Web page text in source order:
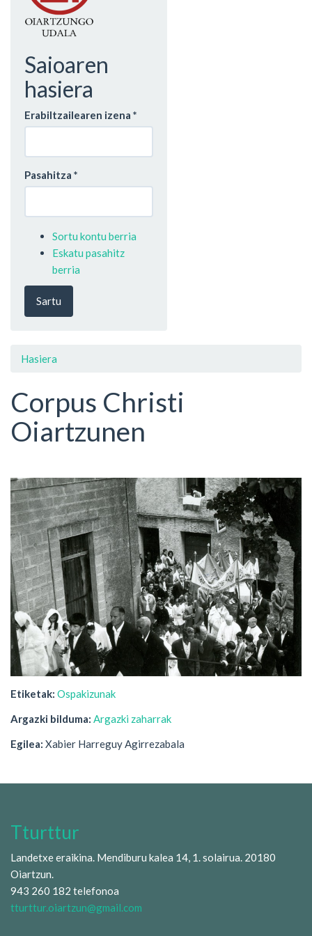
Saioaren
hasiera
Erabiltzailearen izena *
Pasahitza *
Sortu kontu berria
Eskatu pasahitz
berria
Sartu
Hasiera
Corpus Christi
Oiartzunen
Etiketak: Ospakizunak
Argazki bilduma: Argazki zaharrak
Egilea: Xabier Harreguy Agirrezabala
Tturttur
Landetxe eraikina. Mendiburu kalea 14, 1. solairua. 20180
Oiartzun.
943 260 182 telefonoa
tturttur.oiartzun@gmail.com